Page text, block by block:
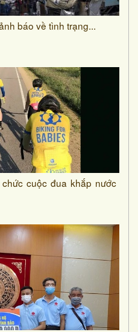
báo về tình trạng...
cuộc đua khắp nước